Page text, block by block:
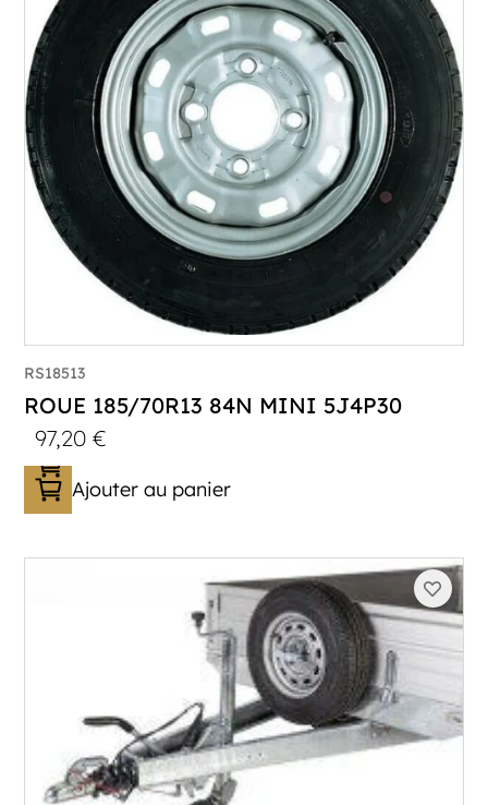
RS18513
ROUE 185/70R13 84N MINI 5J4P30
97,20€
Ajouter au panier